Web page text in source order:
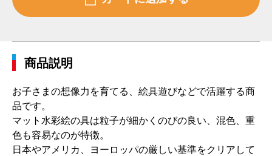
商品説明
お子さまの想像力を育てる、絵具遊びなどで活躍する商
品です。
マット水彩絵の具は粒子が細かくのびの良い、混色、重
色も容易なのが特徴。
日本やアメリカ、ヨーロッパの厳しい基準をクリアして